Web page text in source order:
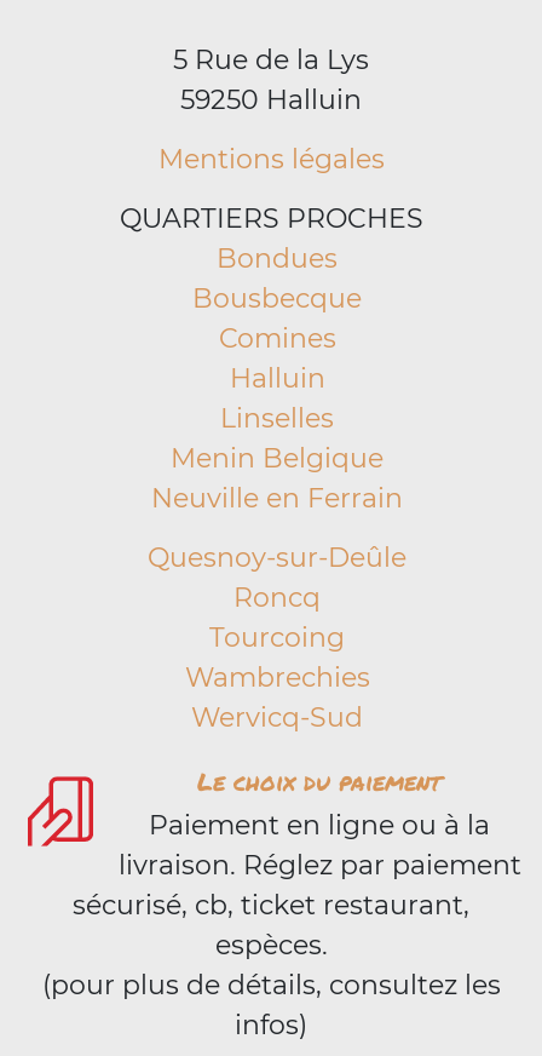
5 Rue de la Lys
59250 Halluin
Mentions légales
QUARTIERS PROCHES
Bondues
Bousbecque
Comines
Halluin
Linselles
Menin Belgique
Neuville en Ferrain
Quesnoy-sur-Deûle
Roncq
Tourcoing
Wambrechies
Wervicq-Sud
Le choix du paiement
Paiement en ligne ou à la
livraison. Réglez par paiement
sécurisé, cb, ticket restaurant,
espèces.
(pour plus de détails, consultez les
infos)